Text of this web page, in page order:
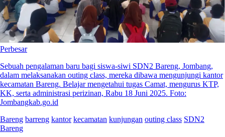
Perbesar
Sebuah pengalaman baru bagi siswa-siwi SDN2 Bareng, Jombang,
dalam melaksanakan outing class, mereka dibawa mengunjungi kantor
kecamatan Bareng. Belajar mengetahui tugas Camat, mengurus KTP,
KK, serta administrasi perizinan, Rabu 18 Juni 2025. Foto:
Jombangkab.go.id
Bareng barreng kantor kecamatan kunjungan outing class SDN2
Bareng